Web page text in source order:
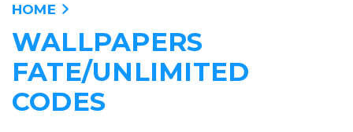
ANIME
PELICULAS
HOME
WALLPAPERS
FATE/UNLIMITED
CODES